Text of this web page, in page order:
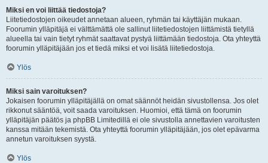
Miksi en voi liittää tiedostoja?
Liitetiedostojen oikeudet annetaan alueen, ryhmän tai käyttäjän mukaan.
Foorumin ylläpitäjä ei välttämättä ole sallinut liitetiedostojen liittämistä tietyllä
alueella tai vain tietyt ryhmät saattavat pystyä liittämään tiedostoja. Ota yhteyttä
foorumin ylläpitäjään jos et tiedä miksi et voi lisätä liitetiedostoja.
Ylös
Miksi sain varoituksen?
Jokaisen foorumin ylläpitäjällä on omat säännöt heidän sivustollensa. Jos olet
rikkonut sääntöä, voit saada varoituksen. Huomioi, että tämä on foorumin
ylläpitäjän päätös ja phpBB Limitedillä ei ole sivustolla annettavien varoitusten
kanssa mitään tekemistä. Ota yhteyttä foorumin ylläpitäjään, jos olet epävarma
annetun varoituksen syystä.
Ylös